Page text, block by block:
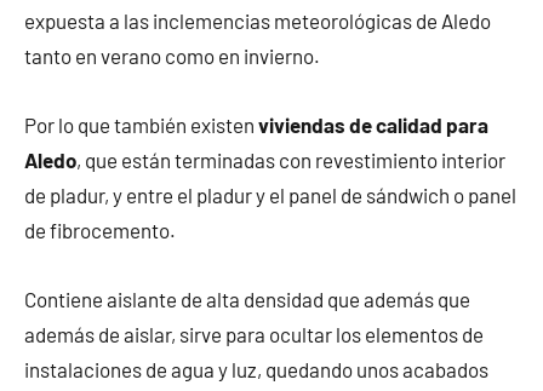
expuesta a las inclemencias meteorológicas de Aledo
tanto en verano como en invierno.
Por lo que también existen viviendas de calidad para
Aledo, que están terminadas con revestimiento interior
de pladur, y entre el pladur y el panel de sándwich o panel
de fibrocemento.
Contiene aislante de alta densidad que además que
además de aislar, sirve para ocultar los elementos de
instalaciones de agua y luz, quedando unos acabados